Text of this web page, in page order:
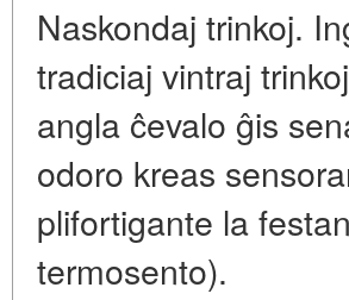
Naskondaj trinkoj.
tradiciaj vintraj
angla ĉevalo ĝis
odoro kreas
plifortigante la
termosento).